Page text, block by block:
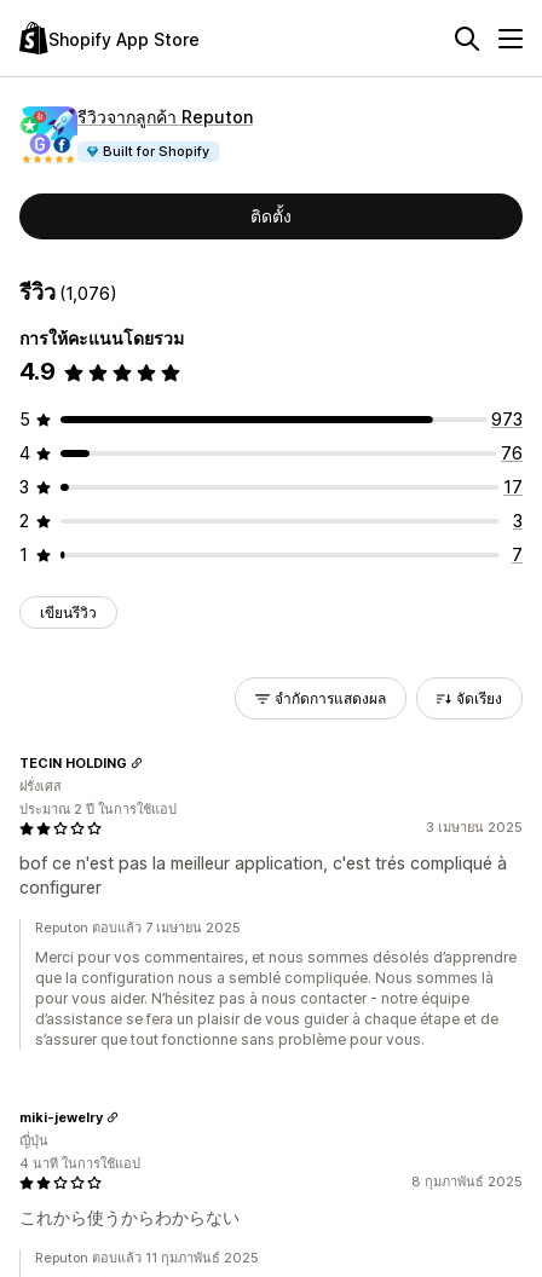
Shopify App Store
รีวิวจากลูกค้า Reputon
Built for Shopify
ติดตั้ง
รีวิว (1,076)
การให้คะแนนโดยรวม
4.9
5
973
4
76
3
17
2
3
1
7
เขียนรีวิว
จำกัดการแสดงผล จัดเรียง
3 เมษายน 2025
bof ce n'est pas la meilleur application, c'est trés compliqué à
configurer
TECIN HOLDING
ฝรั่งเศส
ประมาณ 2 ปี ในการใช้แอป
Reputon ตอบแล้ว 7 เมษายน 2025
Merci pour vos commentaires, et nous sommes désolés d’apprendre
que la configuration nous a semblé compliquée. Nous sommes là
pour vous aider. N’hésitez pas à nous contacter - notre équipe
d’assistance se fera un plaisir de vous guider à chaque étape et de
s’assurer que tout fonctionne sans problème pour vous.
8 กุมภาพันธ์ 2025
これから使うからわからない
miki-jewelry
ญี่ปุ่น
4 นาที ในการใช้แอป
Reputon ตอบแล้ว 11 กุมภาพันธ์ 2025